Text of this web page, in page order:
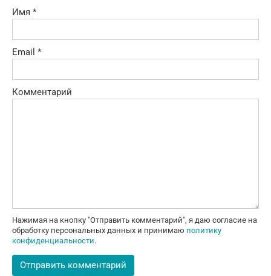
Имя *
Email *
Комментарий
Нажимая на кнопку "Отправить комментарий", я даю согласие на
обработку персональных данных и принимаю политику
конфиденциальности.